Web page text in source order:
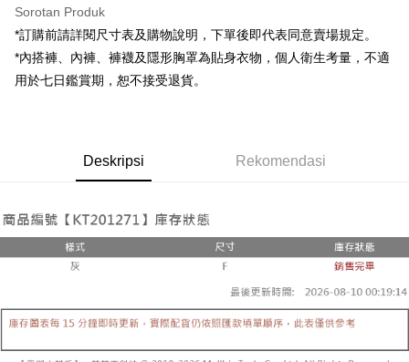
Google Pay
OP Pay Later
Deskripsi
[Terma Penggunaan untuk OP Pay Later]
Jika anda memilih OP Pay Later sebagai kaedah pembayaran, sistem
mudah alih anda, memilih bilangan ansuran, dan menetapkan tarikh
akhir pembayaran. Transaksi akan dianggap selesai setelah pembayaran
disahkan.
Had kredit yang diluluskan, tempoh ansuran yang tersedia, dan yuran
pada halaman pengesahan transaksi seterusnya.
Jika transaksi tidak disahkan dalam masa 30 minit selepas pesanan
1. Dengan memilih AFTEE sebagai kaedah pembayaran, mesej
pengesahan AFTEE akan muncul.
dihantar ke alamat yang ditetapkan.
4. Setelah pesanan disahkan, anda akan menerima SMS pembayaran
manakala ahli aplikasi akan menerima pemberitahuan tolak aplikasi
5. Tiada bayaran diperlukan apabila anda menerima produk. Sila buat
pembayaran di empat kedai serbaneka utama, ATM atau perbankan
dalam talian dengan SMS pembayaran atau pemberitahuan tolak aplikasi
Pemindahan ATM
全家取貨付款
NT$60/pesanan | Penghantaran percuma untuk pesanan
付款後全家取貨
NT$1,600 atau lebih
Sorotan Produk
*訂購前請詳閱尺寸表及購物說明，下單後即代表同意賣場規定。
*內搭褲、內褲、褲襪及隱形胸罩為貼身衣物，個人衛生考量，不適
用於七日鑑賞期，恕不接受退貨。
Deskripsi Rekomendasi